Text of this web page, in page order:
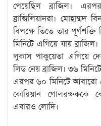
পেয়েছিল ব্রাজিল।
ব্রাজিলিয়ানরা। মোহাম্মদ
বিপক্ষে তিতে তার পূর্ণশক্তি
মিনিটে এগিয়ে যায়
লুকাস পাকুয়েতা এগিয়ে
লিড নেয় ব্রাজিল। ৩৬
এরপর ৬০ মিনিটে আবারো
কোরিয়ান গোলরক্ষককে
এবারও লোদি।